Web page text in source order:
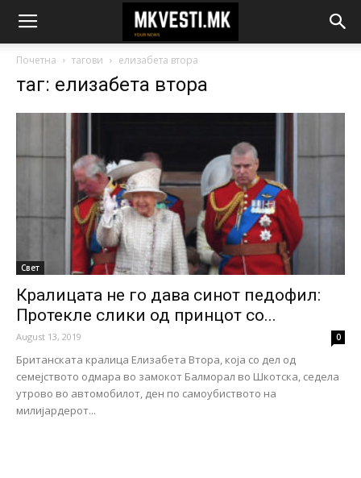
Почетна тагови елизабета втора
таг: елизабета втора
Свет
Кралицата не го дава синот педофил:
Протекле слики од принцот со...
August 13, 2019 0
Британската кралица Елизабета Втора, која со дел од
семејството одмара во замокот Балморал во Шкотска, седела
утрово во автомобилот, ден по самоубиството на
милијардерот...